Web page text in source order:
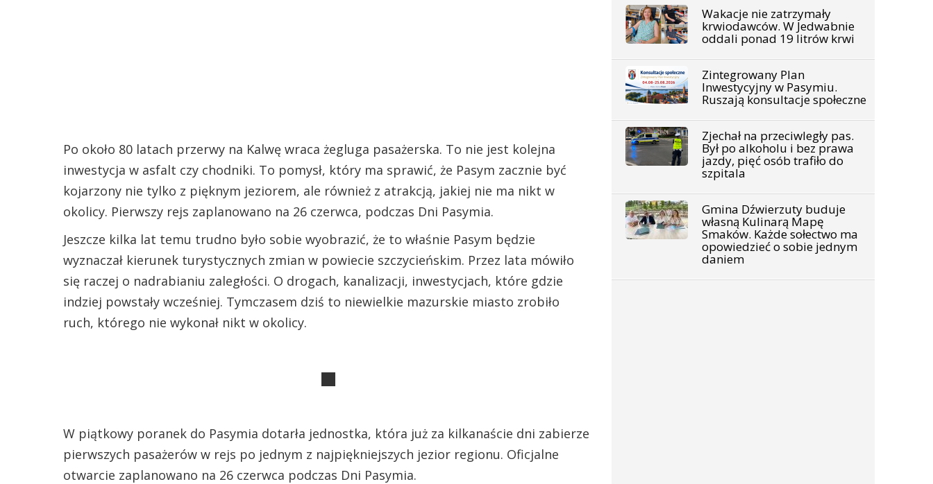
Po około 80 latach przerwy na Kalwę wraca żegluga pasażerska. To nie jest kolejna
inwestycja w asfalt czy chodniki. To pomysł, który ma sprawić, że Pasym zacznie być
kojarzony nie tylko z pięknym jeziorem, ale również z atrakcją, jakiej nie ma nikt w
okolicy. Pierwszy rejs zaplanowano na 26 czerwca, podczas Dni Pasymia.
Jeszcze kilka lat temu trudno było sobie wyobrazić, że to właśnie Pasym będzie
wyznaczał kierunek turystycznych zmian w powiecie szczycieńskim. Przez lata mówiło
się raczej o nadrabianiu zaległości. O drogach, kanalizacji, inwestycjach, które gdzie
indziej powstały wcześniej. Tymczasem dziś to niewielkie mazurskie miasto zrobiło
ruch, którego nie wykonał nikt w okolicy.
W piątkowy poranek do Pasymia dotarła jednostka, która już za kilkanaście dni zabierze
pierwszych pasażerów w rejs po jednym z najpiękniejszych jezior regionu. Oficjalne
otwarcie zaplanowano na 26 czerwca podczas Dni Pasymia.
Wakacje nie zatrzymały
krwiodawców. W Jedwabnie
oddali ponad 19 litrów krwi
Zintegrowany Plan
Inwestycyjny w Pasymiu.
Ruszają konsultacje społeczne
Zjechał na przeciwległy pas.
Był po alkoholu i bez prawa
jazdy, pięć osób trafiło do
szpitala
Gmina Dźwierzuty buduje
własną Kulinarą Mapę
Smaków. Każde sołectwo ma
opowiedzieć o sobie jednym
daniem